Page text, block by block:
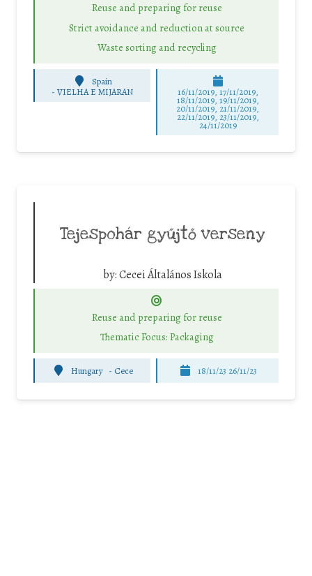
Reuse and preparing for reuse
Strict avoidance and reduction at source
Waste sorting and recycling
Spain
-VIELHA E MIJARAN 16/11/2019, 17/11/2019,
18/11/2019, 19/11/2019,
20/11/2019, 21/11/2019,
22/11/2019, 23/11/2019,
24/11/2019
Tejespohár gyűjtő verseny
by:Cecei Általános Iskola
Reuse and preparing for reuse
Thematic Focus: Packaging
Hungary - Cece 18/11/23 26/11/23